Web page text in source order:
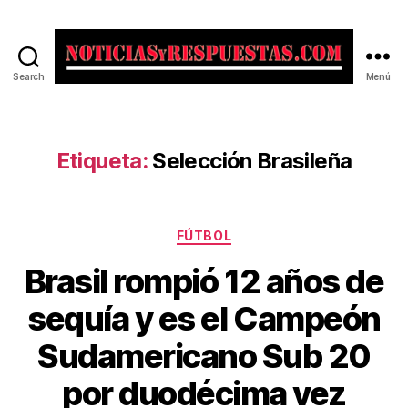
Search Menú
Etiqueta: Selección Brasileña
Categorías
FÚTBOL
Brasil rompió 12 años de
sequía y es el Campeón
Sudamericano Sub 20
por duodécima vez